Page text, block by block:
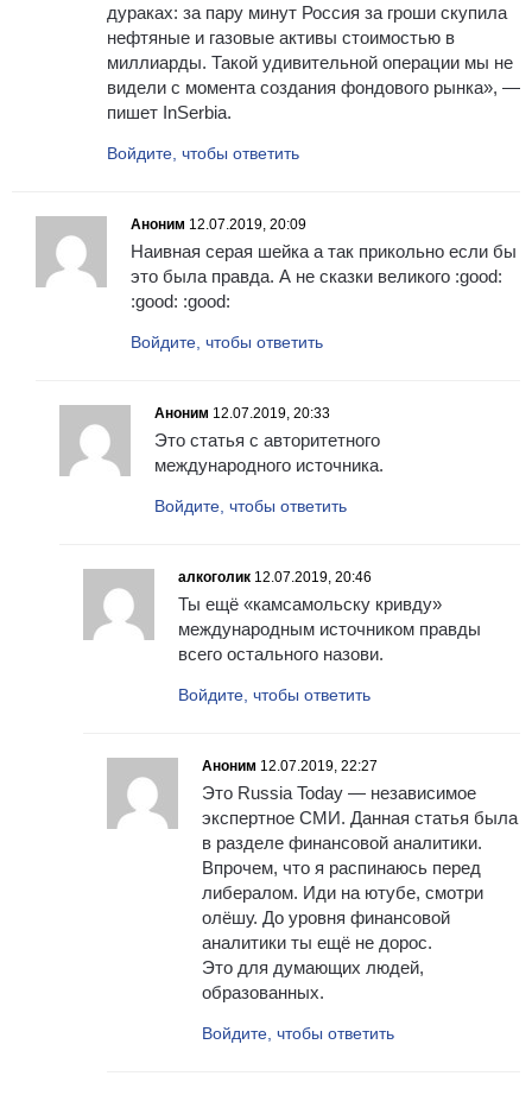
дураках: за пару минут Россия за гроши скупила
нефтяные и газовые активы стоимостью в
миллиарды. Такой удивительной операции мы не
видели с момента создания фондового рынка», —
пишет InSerbia.
Войдите, чтобы ответить
Аноним 12.07.2019, 20:09
Наивная серая шейка а так прикольно если бы
это была правда. А не сказки великого :good:
:good: :good:
Войдите, чтобы ответить
Аноним 12.07.2019, 20:33
Это статья с авторитетного
международного источника.
Войдите, чтобы ответить
алкоголик 12.07.2019, 20:46
Ты ещё «камсамольску кривду»
международным источником правды
всего остального назови.
Войдите, чтобы ответить
Аноним 12.07.2019, 22:27
Это Russia Today — независимое
экспертное СМИ. Данная статья была
в разделе финансовой аналитики.
Впрочем, что я распинаюсь перед
либералом. Иди на ютубе, смотри
олёшу. До уровня финансовой
аналитики ты ещё не дорос.
Это для думающих людей,
образованных.
Войдите, чтобы ответить